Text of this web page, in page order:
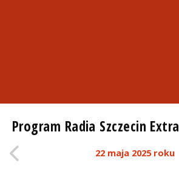
Program Radia Szczecin Extra
22 maja 2025 roku